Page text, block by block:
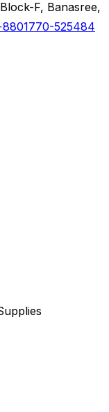
F, Banasree,
525484